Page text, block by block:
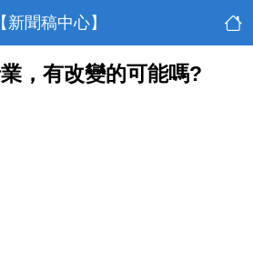
【新聞稿中心】
，有改變的可能嗎?